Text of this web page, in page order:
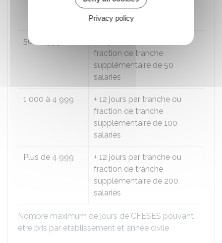
Nombre maximum de jours de CFESES pouvant
être pris par établissement et année civile
supplémentaire de 25
salariés
500 à 999
fraction de tranche
supplémentaire de 50
salariés
1 000 à 4 999
+ 12 jours par tranche ou
fraction de tranche
supplémentaire de 100
salariés
Plus de 4 999
+ 12 jours par tranche ou
fraction de tranche
supplémentaire de 200
salariés
Privacy policy